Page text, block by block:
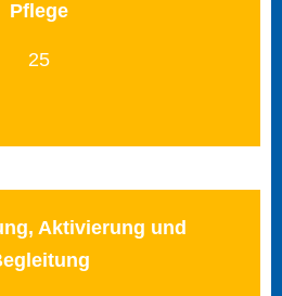
Pflege
25
Aktivierung und